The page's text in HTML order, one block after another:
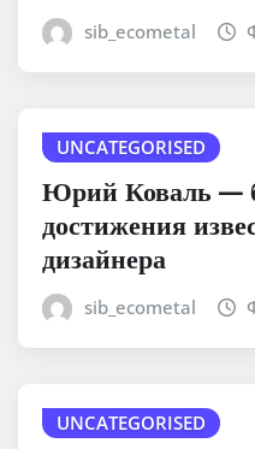
sib_ecometal
UNCATEGORISED
Юрий Коваль —
достижения
дизайнера
sib_ecometal
UNCATEGORISED